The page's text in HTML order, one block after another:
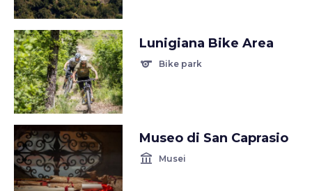
Lunigiana Bike Area
sports Bike park
Museo di San Caprasio
account_balance Musei